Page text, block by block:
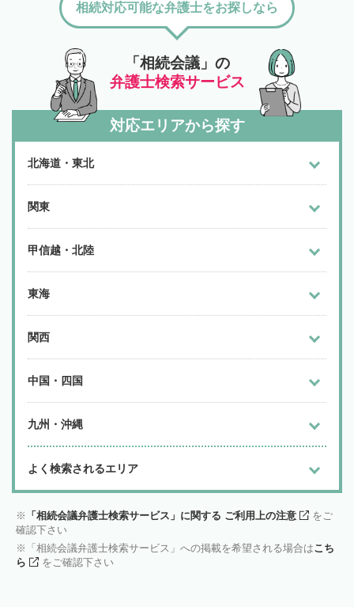
「相続会議」の
弁護士検索サービス
相続対応可能な弁護士をお探しなら
対応エリアから探す
北海道・東北
関東
甲信越・北陸
東海
関西
中国・四国
九州・沖縄
よく検索されるエリア
「相続会議弁護士検索サービス」に関する ご利用上の注意
をご
確認下さい
「相続会議弁護士検索サービス」への掲載を希望される場合はこち
ら
をご確認下さい